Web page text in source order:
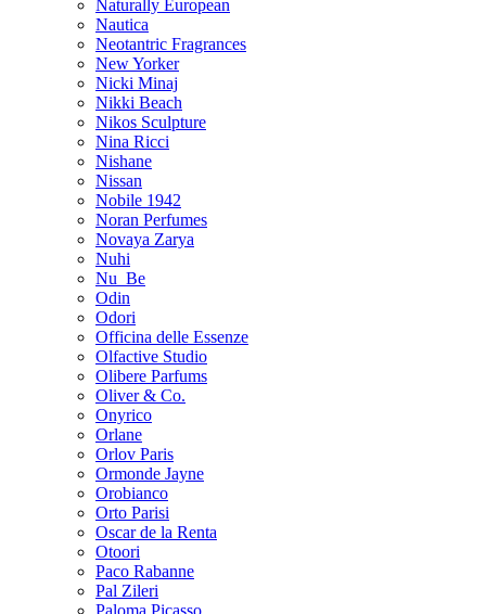
Naturally European
Nautica
Neotantric Fragrances
New Yorker
Nicki Minaj
Nikki Beach
Nikos Sculpture
Nina Ricci
Nishane
Nissan
Nobile 1942
Noran Perfumes
Novaya Zarya
Nuhi
Nu_Be
Odin
Odori
Officina delle Essenze
Olfactive Studio
Olibere Parfums
Oliver & Co.
Onyrico
Orlane
Orlov Paris
Ormonde Jayne
Orobianco
Orto Parisi
Oscar de la Renta
Otoori
Paco Rabanne
Pal Zileri
Paloma Picasso